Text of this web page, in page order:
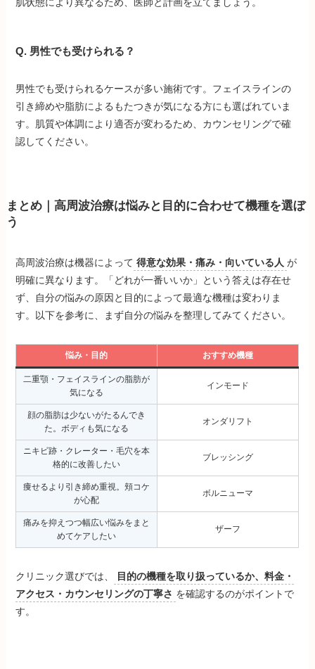
肌状態により異なるため、医師と計画を立てましょう。
Q. 男性でも受けられる？
男性でも受けられるケースが多い施術です。フェイスラインの
引き締めや脂肪によるもたつきが気になる方にも選ばれていま
す。肌質や体調により適否が変わるため、カウンセリングで確
認してください。
まとめ｜高周波治療は悩みと目的に合わせて機種を選ぼ
う
高周波治療は機器によって 得意な効果・痛み・向いている人 が
明確に異なります。「どれが一番いいか」という答えは存在せ
ず、自分の悩みの原因と目的によって最適な機種は変わりま
す。以下を参考に、まず自分の悩みを整理してみてください。
悩み・目的 おすすめ機種
二重顎・フェイスラインの脂肪が
気になる
インモード
顔の脂肪は少ないがたるんでき
た。ボディも気になる
オンダリフト
ニキビ跡・クレーター・毛穴を本
格的に改善したい
ブレッシング
痩せるより引き締め重視。頬コケ
が心配
ボルニューマ
痛みを抑えつつ幅広い悩みをまと
めてケアしたい
ザーフ
クリニック選びでは、
目的の機種を取り扱っているか、料金・
アクセス・カウンセリングの丁寧さ を確認するのがポイントで
す。